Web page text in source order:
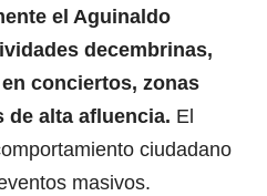
el Aguinaldo
decembrinas,
conciertos, zonas
alta afluencia. El
ciudadano
masivos.